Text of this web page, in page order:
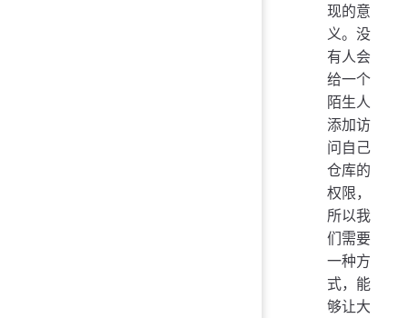
现的意
义。没
有人会
给一个
陌生人
添加访
问自己
仓库的
权限，
所以我
们需要
一种方
式，能
够让大